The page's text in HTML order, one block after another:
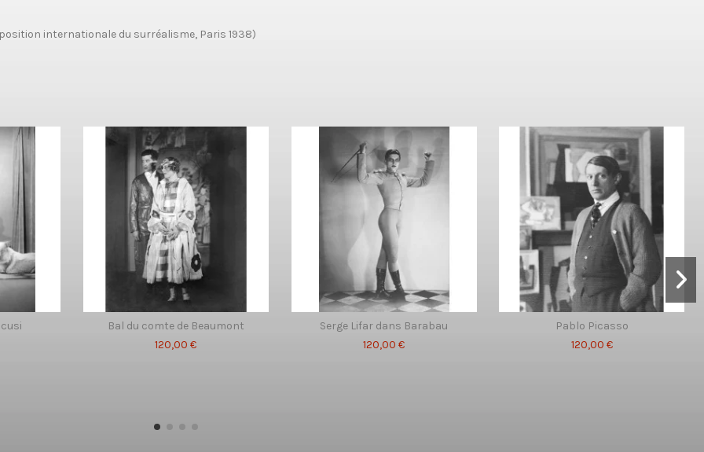
internationale du surréalisme, Paris 1938)
Bal du comte de Beaumont
120,00 €
Serge Lifar dans Barabau
120,00 €
Pablo Picasso
120,00 €